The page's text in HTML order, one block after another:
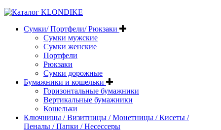
Сумки/ Портфели/ Рюкзаки
Сумки мужские
Сумки женские
Портфели
Рюкзаки
Сумки дорожные
Бумажники и кошельки
Горизонтальные бумажники
Вертикальные бумажники
Кошельки
Ключницы / Визитницы / Монетницы / Кисеты /
Пеналы / Папки / Несессеры